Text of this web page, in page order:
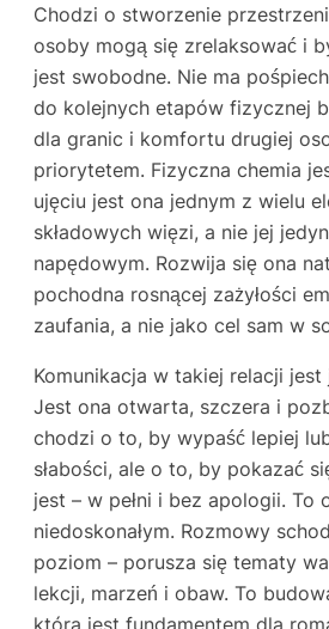
Chodzi o stworzenie
osoby mogą się zrelaksować i
jest swobodne. Nie ma
do kolejnych etapów fizycznej
dla granic i komfortu drugiej
priorytetem. Fizyczna chemia
ujęciu jest ona jednym z wielu
składowych więzi, a nie jej
napędowym. Rozwija się ona
pochodna rosnącej zażyłości
zaufania, a nie jako cel sam w
Komunikacja w takiej relacji jest
Jest ona otwarta, szczera i
chodzi o to, by wypaść lepiej
słabości, ale o to, by pokazać
jest – w pełni i bez apologii. To
niedoskonałym. Rozmowy
poziom – porusza się tematy
lekcji, marzeń i obaw. To